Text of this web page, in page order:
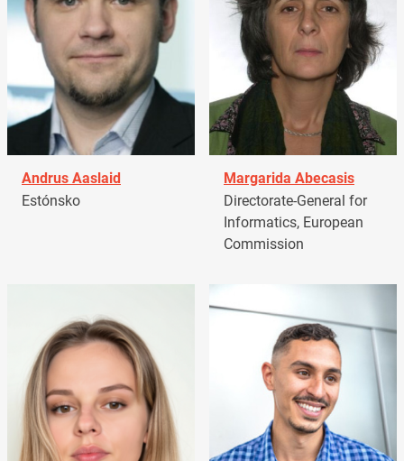
Andrus Aaslaid
Estónsko
Margarida Abecasis
Directorate-General for
Informatics, European
Commission